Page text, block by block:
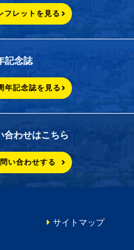
フレットを見る
記念誌
年記念誌を見る
合わせはこちら
い合わせする
サイトマップ